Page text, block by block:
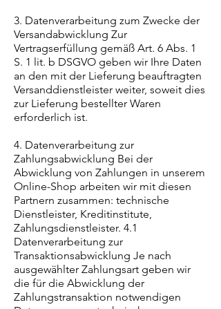
3. Datenverarbeitung zum Zwecke der
Versandabwicklung Zur
Vertragserfüllung gemäß Art. 6 Abs. 1
S. 1 lit. b DSGVO geben wir Ihre Daten
an den mit der Lieferung beauftragten
Versanddienstleister weiter, soweit dies
zur Lieferung bestellter Waren
erforderlich ist.
4. Datenverarbeitung zur
Zahlungsabwicklung Bei der
Abwicklung von Zahlungen in unserem
Online-Shop arbeiten wir mit diesen
Partnern zusammen: technische
Dienstleister, Kreditinstitute,
Zahlungsdienstleister. 4.1
Datenverarbeitung zur
Transaktionsabwicklung Je nach
ausgewählter Zahlungsart geben wir
die für die Abwicklung der
Zahlungstransaktion notwendigen